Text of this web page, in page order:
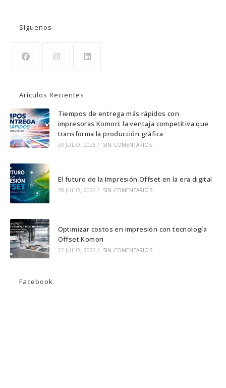
Síguenos
una
nueva
pestaña
una
nueva
pestaña
una
nueva
pestaña
Arículos Recientes
Tiempos de entrega más rápidos con
impresoras Komori: la ventaja competitiva que
transforma la producción gráfica
30 JULIO, 2026 / SIN COMENTARIOS
El futuro de la Impresión Offset en la era digital
28 JULIO, 2026 / SIN COMENTARIOS
Optimizar costos en impresión con tecnología
Offset Komori
22 JULIO, 2026 / SIN COMENTARIOS
Facebook